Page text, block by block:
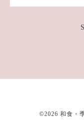
©2026 和食・